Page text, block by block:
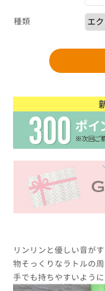
種類
リンリンと優しい音が
物そっくりなラトルの
手でも持ちやすいよう